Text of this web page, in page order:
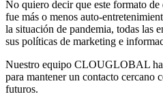
No quiero decir que este formato
fue más o menos auto-
la situación de pandemia, todas las
sus políticas de marketing e
Nuestro equipo CLOUGLOBAL ha
para mantener un contacto cercano
futuros.